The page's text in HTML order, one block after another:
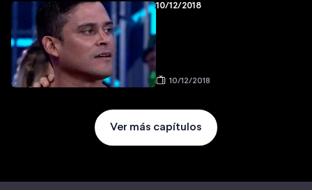
10/12/2018
10/12/2018
Ver más capítulos